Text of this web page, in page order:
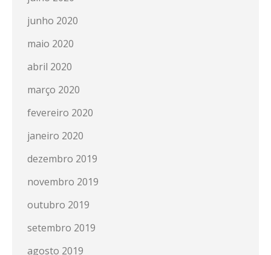
junho 2020
maio 2020
abril 2020
março 2020
fevereiro 2020
janeiro 2020
dezembro 2019
novembro 2019
outubro 2019
setembro 2019
agosto 2019